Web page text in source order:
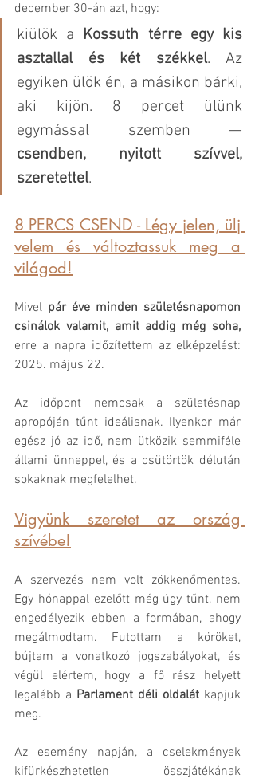
december 30-án azt, hogy:
kiülök a Kossuth térre egy kis
asztallal és két székkel. Az
egyiken ülök én, a másikon bárki,
aki kijön. 8 percet ülünk
csendben, nyitott szívvel,
szeretettel.
8 PERCS CSEND - Légy jelen, ülj
velem és változtassuk meg a
világod!
Mivel pár éve minden születésnapomon
csinálok valamit, amit addig még soha,
erre a napra időzítettem az elképzelést:
2025. május 22.
Az időpont nemcsak a születésnap
apropóján tűnt ideálisnak. Ilyenkor már
egész jó az idő, nem ütközik semmiféle
állami ünneppel, és a csütörtök délután
sokaknak megfelelhet.
Vigyünk szeretet az ország
szívébe!
A szervezés nem volt zökkenőmentes.
Egy hónappal ezelőtt még úgy tűnt, nem
engedélyezik ebben a formában, ahogy
megálmodtam. Futottam a köröket,
bújtam a vonatkozó jogszabályokat, és
végül elértem, hogy a fő rész helyett
legalább a Parlament déli oldalát kapjuk
meg.
Az esemény napján, a cselekmények
kifürkészhetetlen összjátékának